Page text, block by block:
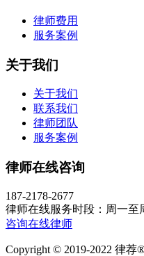
律师费用
服务案例
关于我们
关于我们
联系我们
律师团队
服务案例
律师在线咨询
187-2178-2677
律师在线服务时段：周一至
咨询在线律师
Copyright © 2019-2022 律荐